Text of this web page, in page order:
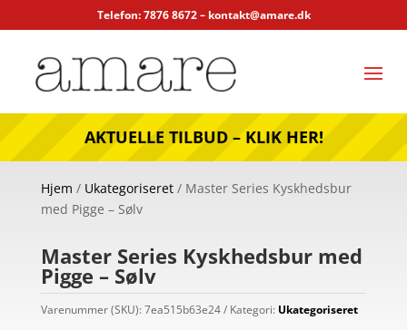
Telefon: 7876 8672 – kontakt@amare.dk
AKTUELLE TILBUD – KLIK HER!
Hjem / Ukategoriseret/ Master Series Kyskhedsbur
med Pigge – Sølv
Master Series Kyskhedsbur med
Pigge – Sølv
Varenummer (SKU): 7ea515b63e24 Kategori: Ukategoriseret